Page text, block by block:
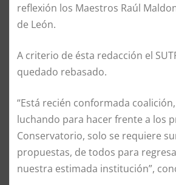
reflexión los Maestros Raúl
de León.
A criterio de ésta redacción el
quedado rebasado.
“Está recién conformada
luchando para hacer frente a los
Conservatorio, solo se requiere
propuestas, de todos para
nuestra estimada institución”,